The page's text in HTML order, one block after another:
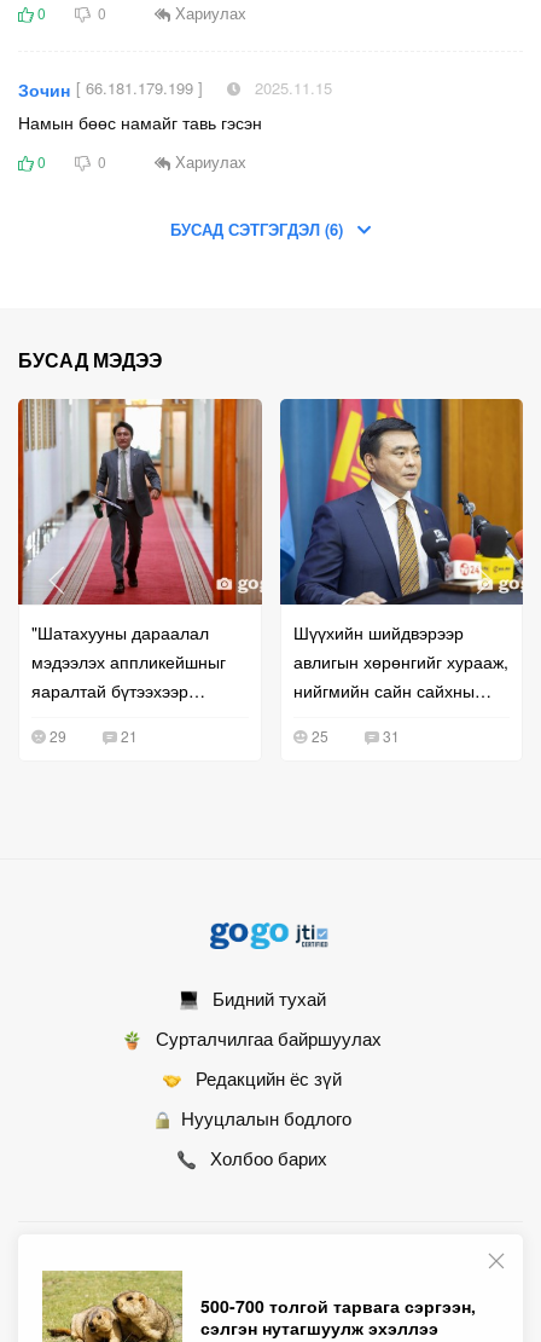
0 0 Хариулах
Зочин [ 66.181.179.199 ] 2025.11.15
Намын бөөс намайг тавь гэсэн
0 0 Хариулах
БУСАД СЭТГЭГДЭЛ (6)
500-700 толгой тарвага сэргээн,
сэлгэн нутагшуулж эхэллээ
БУСАД МЭДЭЭ
"Шатахууны дараалал
мэдээлэх аппликейшныг
яаралтай бүтээхээр
29 21
Шүүхийн шийдвэрээр
авлигын хөрөнгийг хурааж,
нийгмийн сайн сайхны
25 31
Бидний тухай
Сурталчилгаа байршуулах
Редакцийн ёс зүй
Нууцлалын бодлого
Холбоо барих
© 2007 - 2026 Монгол Контент ХХК • Бүх эрх хуулиар хамгаалагдсан